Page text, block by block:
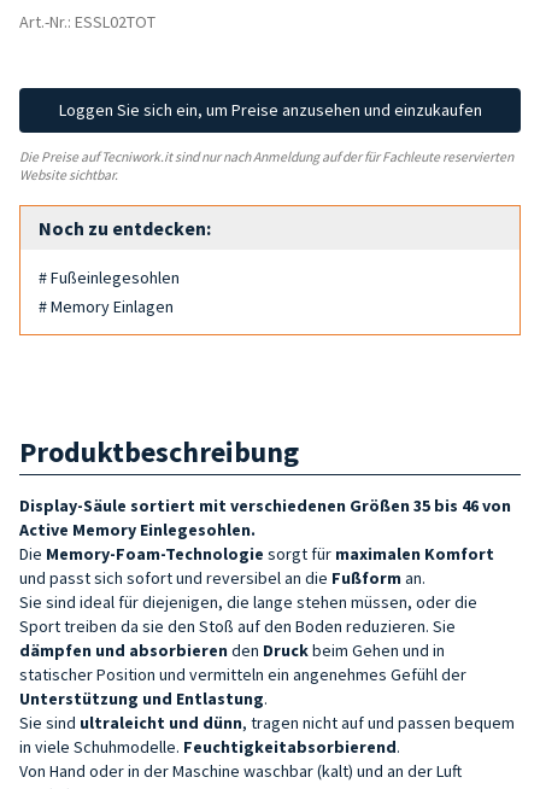
Art.-Nr.: ESSL02TOT
Loggen Sie sich ein, um Preise anzusehen und einzukaufen
Die Preise auf Tecniwork.it sind nur nach Anmeldung auf der für Fachleute reservierten
Website sichtbar.
Noch zu entdecken:
# Fußeinlegesohlen
# Memory Einlagen
Produktbeschreibung
Display-Säule sortiert mit verschiedenen Größen 35 bis 46 von
Active Memory Einlegesohlen.
Die Memory-Foam-Technologie sorgt für maximalen Komfort
und passt sich sofort und reversibel an die Fußform an.
Sie sind ideal für diejenigen, die lange stehen müssen, oder die
Sport treiben da sie den Stoß auf den Boden reduzieren. Sie
dämpfen und absorbieren den Druckbeim Gehen und in
statischer Position und vermitteln ein angenehmes Gefühl der
Unterstützung und Entlastung.
Sie sind ultraleicht und dünn, tragen nicht auf und passen bequem
in viele Schuhmodelle. Feuchtigkeitabsorbierend.
Von Hand oder in der Maschine waschbar (kalt) und an der Luft